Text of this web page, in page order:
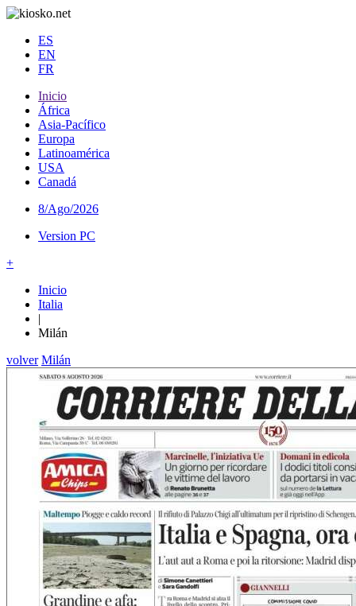
ES
EN
FR
Inicio
África
Asia-Pacífico
Europa
Latinoamérica
USA
Canadá
8/Ago/2026
Version PC
+
Inicio
Italia
|
Milán
volver Milán